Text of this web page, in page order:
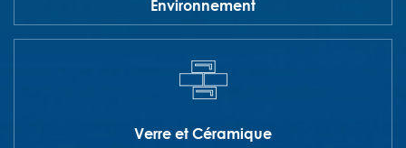
Environnement
Verre et Céramique